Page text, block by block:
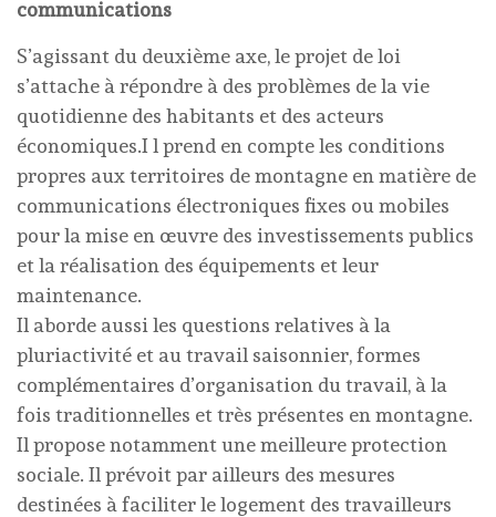
communications
S’agissant du deuxième axe, le projet de loi
s’attache à répondre à des problèmes de la vie
quotidienne des habitants et des acteurs
économiques.I l prend en compte les conditions
propres aux territoires de montagne en matière de
communications électroniques fixes ou mobiles
pour la mise en œuvre des investissements publics
et la réalisation des équipements et leur
maintenance.
Il aborde aussi les questions relatives à la
pluriactivité et au travail saisonnier, formes
complémentaires d’organisation du travail, à la
fois traditionnelles et très présentes en montagne.
Il propose notamment une meilleure protection
sociale. Il prévoit par ailleurs des mesures
destinées à faciliter le logement des travailleurs